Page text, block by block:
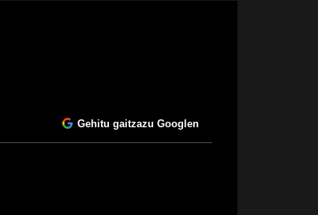
Gehitu gaitzazu Googlen